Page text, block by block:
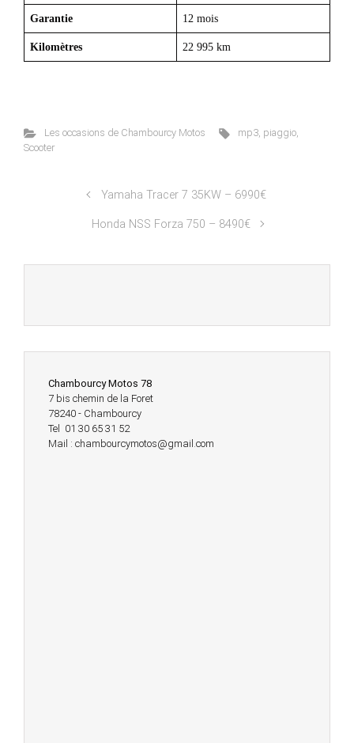
Garantie 12 mois
Kilomètres 22 995 km
Les occasions de Chambourcy Motos mp3, piaggio,
Scooter
Yamaha Tracer 7 35KW – 6990€
Honda NSS Forza 750 – 8490€
Chambourcy Motos 78
7 bis chemin de la Foret
78240 - Chambourcy
Tel 01 30 65 31 52
Mail : chambourcymotos@gmail.com